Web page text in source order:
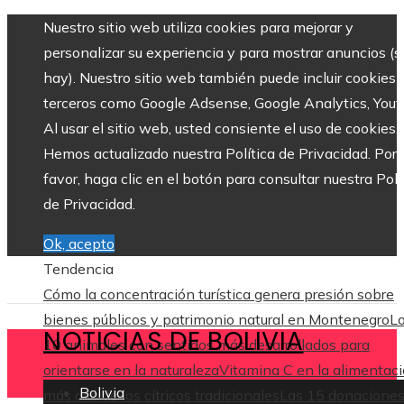
Nuestro sitio web utiliza cookies para mejorar y
personalizar su experiencia y para mostrar anuncios
hay). Nuestro sitio web también puede incluir cookies
terceros como Google Adsense, Google Analytics,
Al usar el sitio web, usted consiente el uso de cookies.
Hemos actualizado nuestra Política de Privacidad. Por
favor, haga clic en el botón para consultar nuestra
de Privacidad.
Ok, acepto
Tendencia
Cómo la concentración turística genera presión sobre
bienes públicos y patrimonio natural en Montenegro
10 animales con sentidos más desarrollados para
orientarse en la naturalezaVitamina C en la
más allá de los cítricos tradicionales
Las 15 donaciones
NOTICIAS DE BOLIVIA
Bolivia